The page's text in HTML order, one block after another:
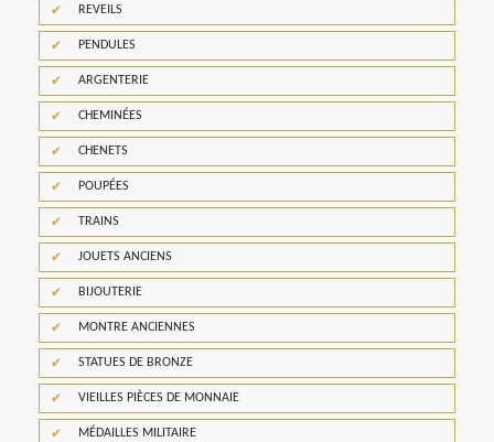
REVEILS
PENDULES
ARGENTERIE
CHEMINÉES
CHENETS
POUPÉES
TRAINS
JOUETS ANCIENS
BIJOUTERIE
MONTRE ANCIENNES
STATUES DE BRONZE
VIEILLES PIÈCES DE MONNAIE
MÉDAILLES MILITAIRE